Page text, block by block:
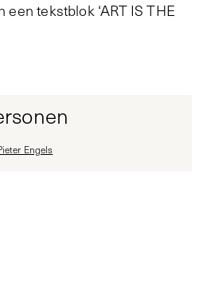
tekstblok ‘ART IS THE
Engels